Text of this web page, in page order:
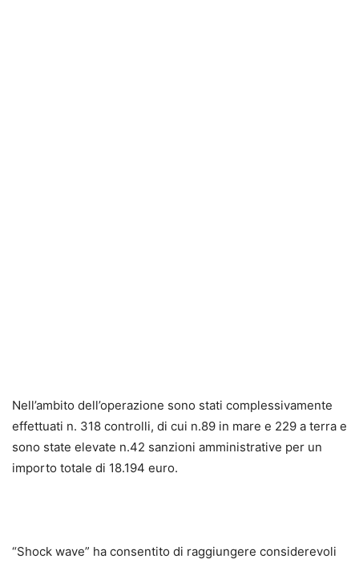
Nell’ambito dell’operazione sono stati complessivamente
effettuati n. 318 controlli, di cui n.89 in mare e 229 a terra e
sono state elevate n.42 sanzioni amministrative per un
importo totale di 18.194 euro.
“Shock wave” ha consentito di raggiungere considerevoli